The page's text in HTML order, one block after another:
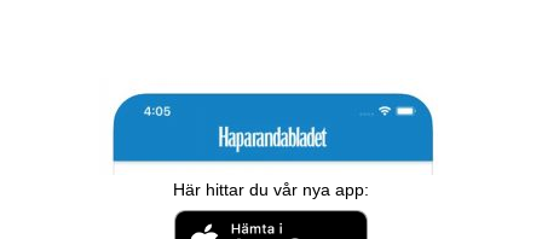
Här hittar du vår nya app: